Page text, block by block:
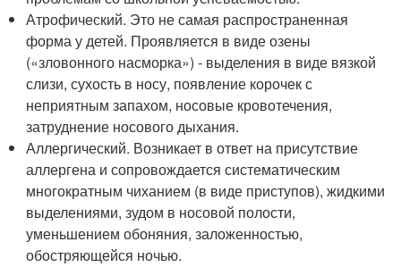
Атрофический. Это не самая распространенная
форма у детей. Проявляется в виде озены
(«зловонного насморка») - выделения в виде вязкой
слизи, сухость в носу, появление корочек с
неприятным запахом, носовые кровотечения,
затруднение носового дыхания.
Аллергический. Возникает в ответ на присутствие
аллергена и сопровождается систематическим
многократным чиханием (в виде приступов), жидкими
выделениями, зудом в носовой полости,
уменьшением обоняния, заложенностью,
обостряющейся ночью.